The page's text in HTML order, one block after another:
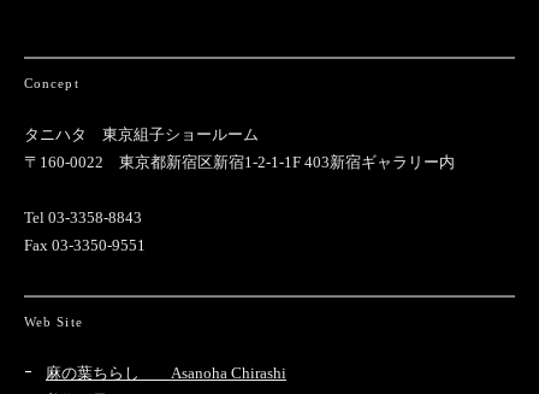
Concept
タニハタ 東京組子ショールーム
〒160-0022 東京都新宿区新宿1-2-1-1F 403新宿ギャラリー内
Tel 03-3358-8843
Fax 03-3350-9551
Web Site
麻の葉ちらし Asanoha Chirashi